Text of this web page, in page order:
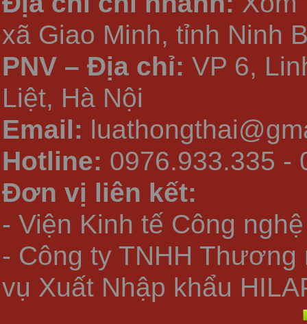
xã Giao Minh, tỉnh Ninh
PNV – Địa chỉ: VP 6,
Liệt, Hà Nội
Email:
Hotline: 0976.933.335 -
Đơn vị liên kết:
- Viện Kinh tế Công
- Công ty TNHH Thương
vụ Xuất Nhập khẩu